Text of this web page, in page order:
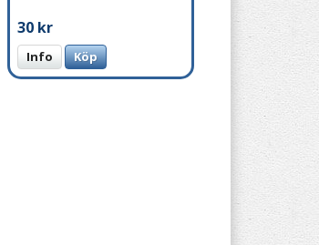
30 kr
Info Köp